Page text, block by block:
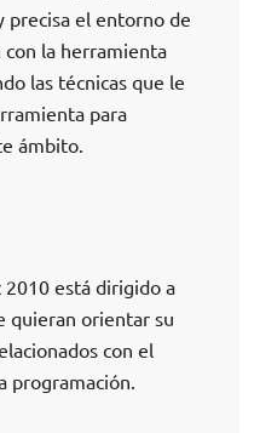
precisa el entorno de
con la herramienta
las técnicas que le
para
ámbito.
2010 está dirigido a
quieran orientar su
con el
programación.